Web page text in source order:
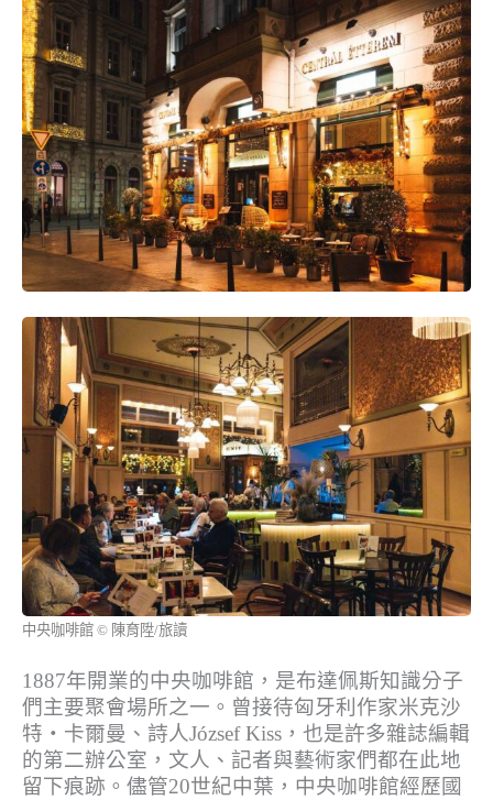
中央咖啡館 © 陳育陞/旅讀
1887年開業的中央咖啡館，是布達佩斯知識分子
們主要聚會場所之一。曾接待匈牙利作家米克沙
特‧卡爾曼、詩人József Kiss，也是許多雜誌編輯
的第二辦公室，文人、記者與藝術家們都在此地
留下痕跡。儘管20世紀中葉，中央咖啡館經歷國